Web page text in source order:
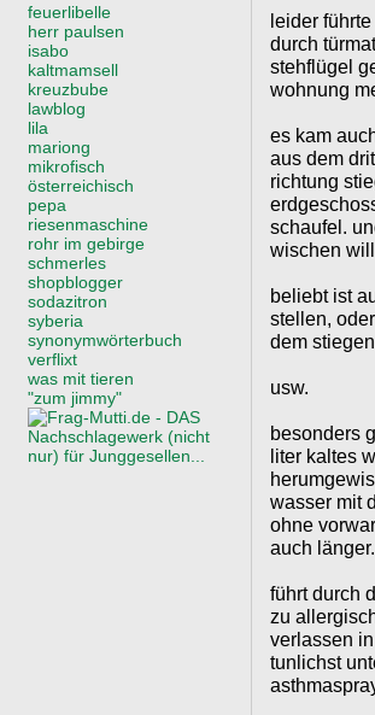
feuerlibelle
herr paulsen
isabo
kaltmamsell
kreuzbube
lawblog
lila
mariong
mikrofisch
österreichisch
pepa
riesenmaschine
rohr im gebirge
schmerles
shopblogger
sodazitron
syberia
synonymwörterbuch
verflixt
was mit tieren
"zum jimmy"
leider
durch
stehflügel
wohnung
es kam
aus dem
richtung
schaufel.
wischen
beliebt ist
stellen,
dem
usw.
besonders
liter kaltes
wasser mit
ohne
auch länger.
führt durch
zu
verlassen
tunlichst